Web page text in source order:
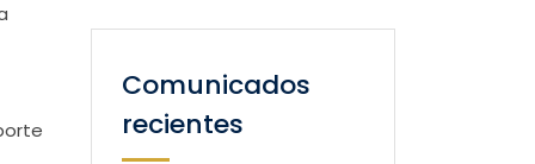
Comunicados
recientes